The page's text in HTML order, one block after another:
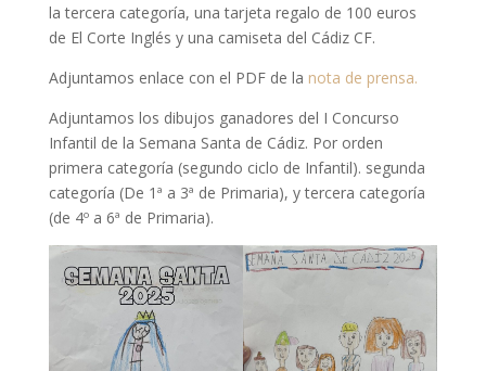
la tercera categoría, una tarjeta regalo de 100 euros
de El Corte Inglés y una camiseta del Cádiz CF.
Adjuntamos enlace con el PDF de la nota de prensa.
Adjuntamos los dibujos ganadores del I Concurso
Infantil de la Semana Santa de Cádiz. Por orden
primera categoría (segundo ciclo de Infantil). segunda
categoría (De 1ª a 3ª de Primaria), y tercera categoría
(de 4º a 6ª de Primaria).